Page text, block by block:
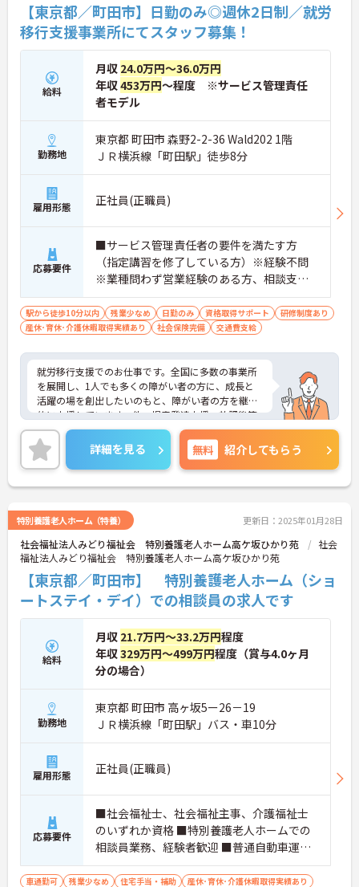
【東京都／町田市】日勤のみ◎週休2日制／就労
移行支援事業所にてスタッフ募集！
給料
月収 24.0万円～36.0万円
年収453万円～程度 ※サービス管理責任
者モデル
勤務地
東京都 町田市 森野2-2-36 Wald202 1階
ＪＲ横浜線「町田駅」徒歩8分
雇用形態 正社員(正職員)
応募要件
■サービス管理責任者の要件を満たす方
（指定講習を修了している方）※経験不問
※業種問わず営業経験のある方、相談支
援・直接支援の経験がある方歓迎
駅から徒歩10分以内 残業少なめ 日勤のみ 資格取得サポート
研修制度あり
産休･育休･介護休暇取得実績あり
社会保険完備 交通費支給
就労移行支援でのお仕事です。全国に多数の事業所
を展開し、1人でも多くの障がい者の方に、成長と
活躍の場を創出したいのもと、障がい者の方を継続
的に支援しています。他、児童発達支援、放課後等
デイサービスも展開しており安定感も抜群です。
ご興味ある方には、面接対策ポイントなど、さらに
詳細をお話しいたしますのでお気軽にご相談くださ
い！
詳細を見る 無料 紹介してもらう
特別養護老人ホーム（特養） 更新日：2025年01月28日
社会福祉法人みどり福祉会 特別養護老人ホーム高ケ坂ひかり苑
社会
福祉法人みどり福祉会 特別養護老人ホーム高ケ坂ひかり苑
【東京都／町田市】 特別養護老人ホーム（ショ
ートステイ・デイ）での相談員の求人です
給料
月収 21.7万円～33.2万円程度
年収329万円～499万円程度（賞与4.0ヶ月
分の場合）
勤務地
東京都 町田市 高ヶ坂5ー26－19
ＪＲ横浜線「町田駅」バス・車10分
雇用形態 正社員(正職員)
応募要件
■社会福祉士、社会福祉主事、介護福祉士
のいずれか資格 ■特別養護老人ホームでの
相談員業務、経験者歓迎 ■普通自動車運転
免許（AT限定可） ■パソコン〈ワード、エ
クセル〉
車通勤可 残業少なめ 住宅手当・補助 産休･育休･介護休暇取得実績あり